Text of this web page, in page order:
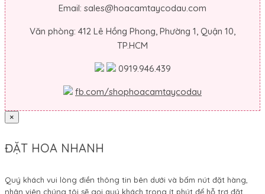
Email: sales@hoacamtaycodau.com
Văn phòng: 412 Lê Hồng Phong, Phường 1, Quận 10,
TP.HCM
0919.946.439
fb.com/shophoacamtaycodau
×
ĐẶT HOA NHANH
Quý khách vui lòng điền thông tin bên dưới và bấm nút đặt hàng,
nhân viên chúng tôi sẽ gọi quý khách trong ít phút để hỗ trợ đặt